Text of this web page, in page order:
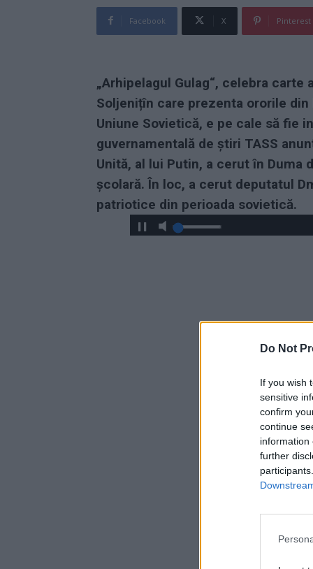
Do Not
If you wish
sensitive
confirm
continue
information
further
Facebook X Pinterest
„Arhipelagul Gulag“, celebra
Soljenițîn care prezenta ororile
Uniune Sovietică, e pe cale să fie
guvernamentală de știri TASS
Unită, al lui Putin, a cerut în Duma
școlară. În loc, a cerut deputatul
patriotice din perioada sovietică.